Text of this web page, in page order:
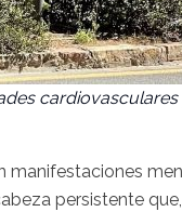
manifestaciones
persistente